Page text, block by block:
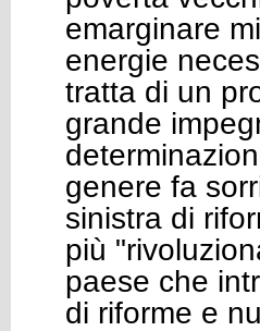
emarginare
energie
tratta di un
grande
genere fa
sinistra di
più
paese che
di riforme e